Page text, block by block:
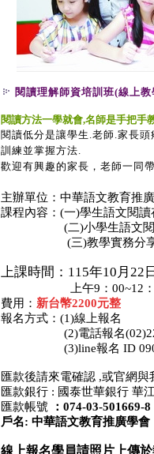
閱讀理解師資培訓班(線上
閱讀方法一學就會,名師是手把手
閱讀低分是讓學生.老師.家長
訓練並掌握方法.
歡迎有興趣的家長，老師一同
主辦單位：中華語文教育推
課程內容：(一)學生語文閱
(二)小學生語文閱讀
(三)教學實務分
上課時間：115年10月22
上午9：00~12：
費用： 新台幣2200元整
報名方式：(1)線上報名
(2)電話報名
(3)line報名 ID
匯款後請來電確認 ,或官網與
匯款銀行 : 國泰世華銀行 華
匯款帳號
：074-03-501669-8
戶名: 中華語文教育推廣學會
線上報名學員請照片上傳